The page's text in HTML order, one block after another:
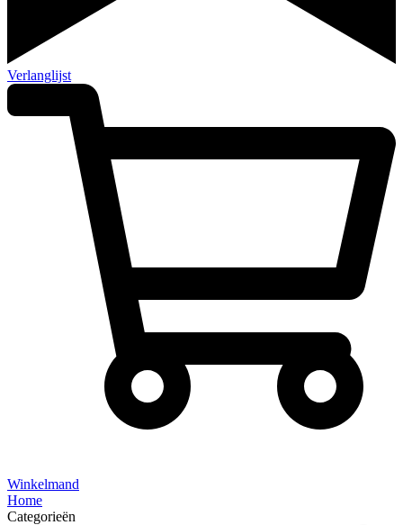
Verlanglijst
Winkelmand
Home
Categorieën